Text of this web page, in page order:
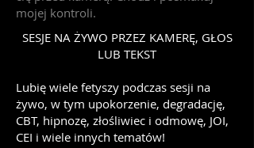
mojej kontroli.
SESJE NA ŻYWO PRZEZ KAMERĘ, GŁOS
LUB TEKST
Lubię wiele fetyszy podczas sesji na
żywo, w tym upokorzenie, degradację,
CBT, hipnozę, złośliwiec i odmowę, JOI,
CEI i wiele innych tematów!